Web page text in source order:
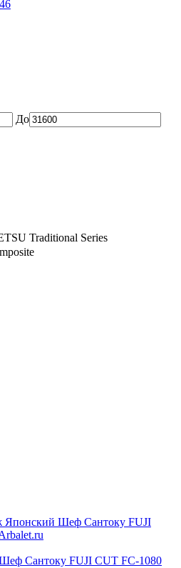
46
До
Traditional Series
Сантоку FUJI CUT FC-1080